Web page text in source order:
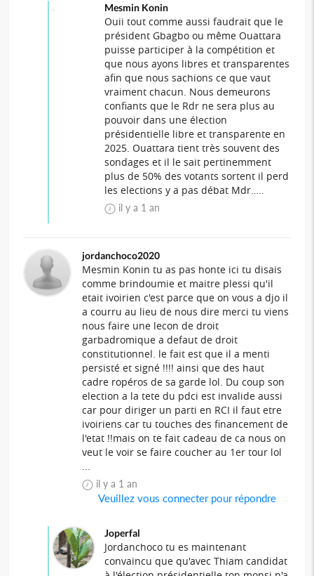
Mesmin Konin
Ouii tout comme aussi faudrait que le
président Gbagbo ou même Ouattara
puisse participer à la compétition et
que nous ayons libres et transparentes
afin que nous sachions ce que vaut
vraiment chacun. Nous demeurons
confiants que le Rdr ne sera plus au
pouvoir dans une élection
présidentielle libre et transparente en
2025. Ouattara tient très souvent des
sondages et il le sait pertinemment
plus de 50% des votants sortent il perd
les elections y a pas débat Mdr…..
il y a 1 an
jordanchoco2020
Mesmin Konin tu as pas honte ici tu disais
comme brindoumie et maitre plessi qu'il
etait ivoirien c'est parce que on vous a djo il
a courru au lieu de nous dire merci tu viens
nous faire une lecon de droit
garbadromique a defaut de droit
constitutionnel. le fait est que il a menti
persisté et signé !!!! ainsi que des haut
cadre ropéros de sa garde lol. Du coup son
election a la tete du pdci est invalide aussi
car pour diriger un parti en RCI il faut etre
ivoiriens car tu touches des financement de
l'etat !!mais on te fait cadeau de ca nous on
veut le voir se faire coucher au 1er tour lol
...
il y a 1 an
Veuillez vous connecter pour répondre
Joperfal
Jordanchoco tu es maintenant
convaincu que qu'avec Thiam candidat